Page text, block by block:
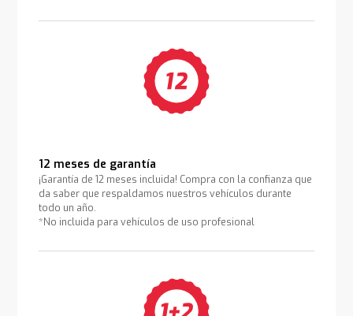
12 meses de garantía
¡Garantía de 12 meses incluida! Compra con la confianza que
da saber que respaldamos nuestros vehículos durante
todo un año.
*No incluida para vehículos de uso profesional